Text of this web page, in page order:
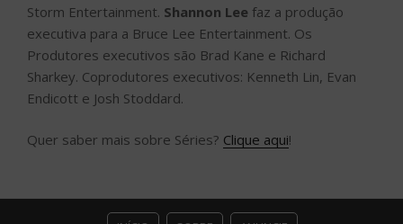
Storm Entertainment. Shannon Lee faz a produção
executiva para a Bruce Lee Entertainment. Os
Produtores executivos são Brad Kane e Richard
Sharkey. Coprodutores executivos: Kenneth Lin, Evan
Endicott e Josh Stoddard.
Quer saber mais sobre Séries? Clique aqui!